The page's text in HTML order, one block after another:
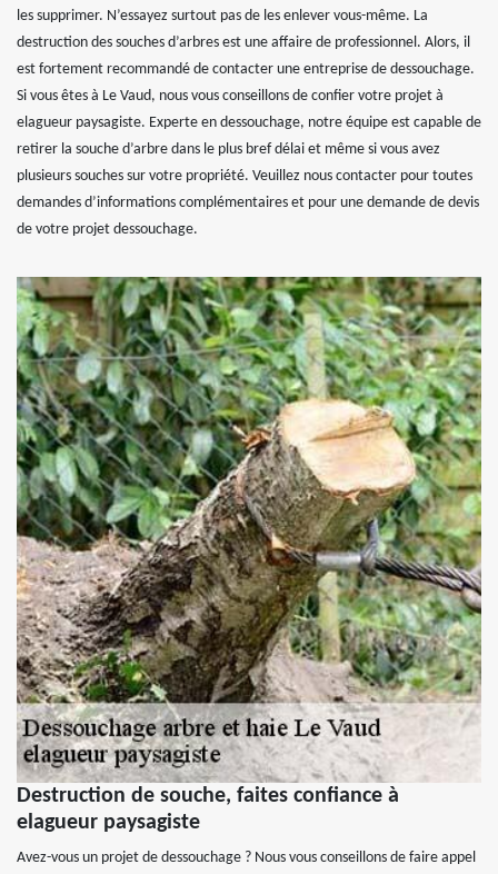
les supprimer. N’essayez surtout pas de les enlever vous-même. La
destruction des souches d’arbres est une affaire de professionnel. Alors, il
est fortement recommandé de contacter une entreprise de dessouchage.
Si vous êtes à Le Vaud, nous vous conseillons de confier votre projet à
elagueur paysagiste. Experte en dessouchage, notre équipe est capable de
retirer la souche d’arbre dans le plus bref délai et même si vous avez
plusieurs souches sur votre propriété. Veuillez nous contacter pour toutes
demandes d’informations complémentaires et pour une demande de devis
de votre projet dessouchage.
Destruction de souche, faites confiance à
elagueur paysagiste
Avez-vous un projet de dessouchage ? Nous vous conseillons de faire appel